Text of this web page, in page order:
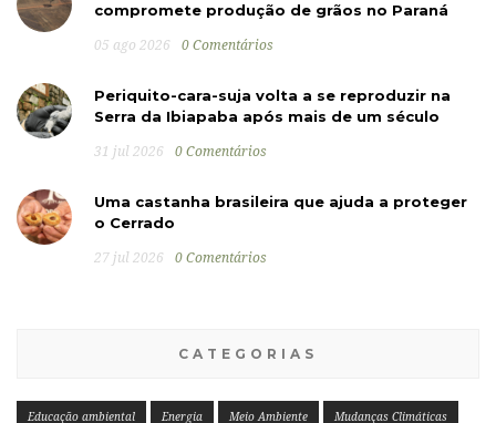
compromete produção de grãos no Paraná
05 ago 2026 0 Comentários
Periquito-cara-suja volta a se reproduzir na
Serra da Ibiapaba após mais de um século
31 jul 2026 0 Comentários
Uma castanha brasileira que ajuda a proteger
o Cerrado
27 jul 2026 0 Comentários
CATEGORIAS
Educação ambiental Energia Meio Ambiente Mudanças Climáticas